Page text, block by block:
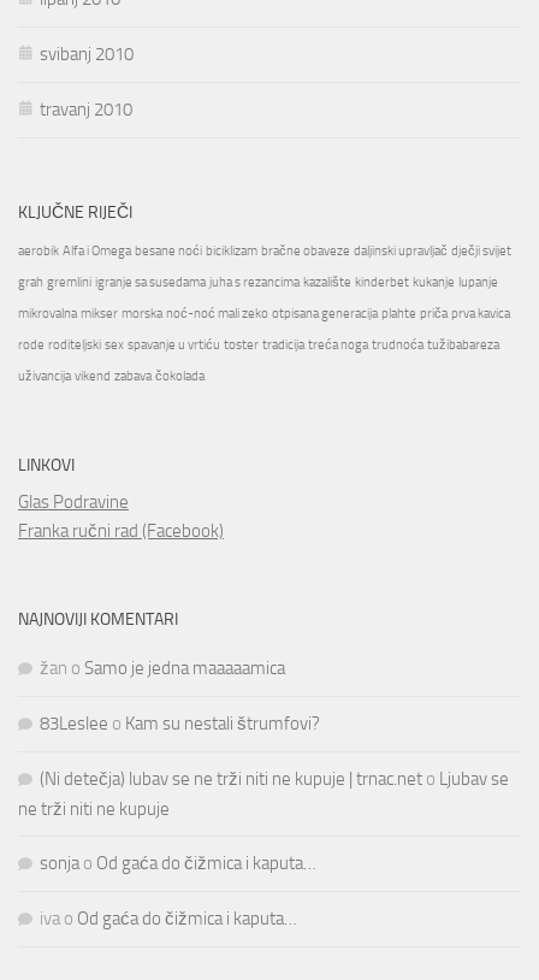
svibanj 2010
travanj 2010
KLJUČNE RIJEČI
aerobik Alfa i Omega besane noći biciklizam bračne obaveze daljinski upravljač dječji svijet
grah gremlini igranje sa susedama juha s rezancima kazalište kinderbet kukanje lupanje
mikrovalna mikser morska noć-noć mali zeko otpisana generacija plahte priča prva kavica
rode roditeljski sex spavanje u vrtiću toster tradicija treća noga trudnoća tužibabareza
uživancija vikend zabava čokolada
LINKOVI
Glas Podravine
Franka ručni rad (Facebook)
NAJNOVIJI KOMENTARI
žan o Samo je jedna maaaaamica
83Leslee o Kam su nestali štrumfovi?
(Ni detečja) lubav se ne trži niti ne kupuje | trnac.net o Ljubav se
ne trži niti ne kupuje
sonja o Od gaća do čižmica i kaputa…
iva o Od gaća do čižmica i kaputa…